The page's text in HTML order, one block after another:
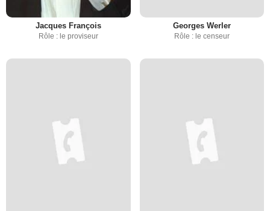
Jacques François
Rôle : le proviseur
Georges Werler
Rôle : le censeur